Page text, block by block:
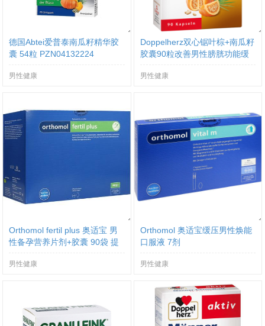
德国Abtei爱普泰南瓜籽精华胶
囊 54粒 PZN04132224
男性健康
Doppelherz双心锯叶棕+南瓜籽
胶囊90粒改善男性膀胱功能缓
男性健康
Orthomol fertil plus 奥适宝 男
性备孕营养片剂+胶囊 90袋 提
男性健康
Orthomol 奥适宝缓压男性焕能
口服液 7剂
男性健康